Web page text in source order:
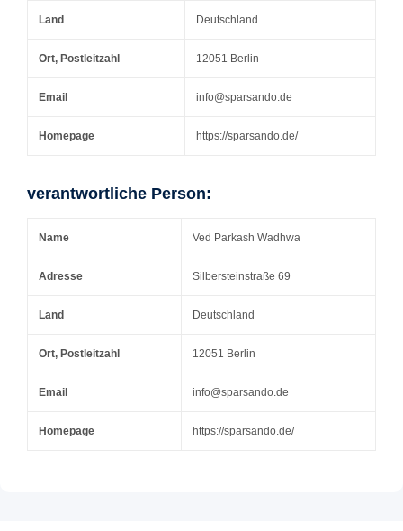
Land Deutschland
Ort, Postleitzahl 12051 Berlin
Email info@sparsando.de
Homepage https://sparsando.de/
verantwortliche Person:
Name Ved Parkash Wadhwa
Adresse Silbersteinstraße 69
Land Deutschland
Ort, Postleitzahl 12051 Berlin
Email info@sparsando.de
Homepage https://sparsando.de/